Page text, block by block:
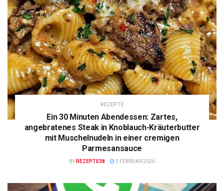
REZEPTE
Ein 30 Minuten Abendessen: Zartes,
angebratenes Steak in Knoblauch-Kräuterbutter
mit Muschelnudeln in einer cremigen
Parmesansauce
BY REZEPTE38 3 FEBRUAR 2026